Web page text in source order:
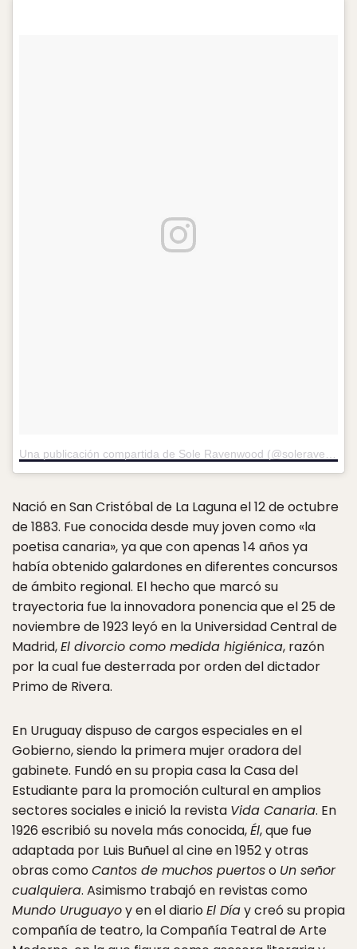
Nació en San Cristóbal de La Laguna el 12 de octubre
de 1883. Fue conocida desde muy joven como «la
poetisa canaria», ya que con apenas 14 años ya
había obtenido galardones en diferentes concursos
de ámbito regional. El hecho que marcó su
trayectoria fue la innovadora ponencia que el 25 de
noviembre de 1923 leyó en la Universidad Central de
Madrid,El divorcio como medida higiénica, razón
por la cual fue desterrada por orden del dictador
Primo de Rivera.
En Uruguay dispuso de cargos especiales en el
Gobierno, siendo la primera mujer oradora del
gabinete. Fundó en su propia casa la Casa del
Estudiante para la promoción cultural en amplios
sectores sociales e inició la revista Vida Canaria. En
1926 escribió su novela más conocida,Él, que fue
adaptada por Luis Buñuel al cine en 1952 y otras
obras comoCantos de muchos puertoso Un señor
cualquiera. Asimismo trabajó en revistas como
Mundo Uruguayoy en el diarioEl Díay creó su propia
compañía de teatro, la Compañía Teatral de Arte